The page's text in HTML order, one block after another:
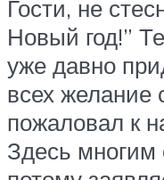
Гости, не
Новый год!”
уже давно
всех
пожаловал к
Здесь